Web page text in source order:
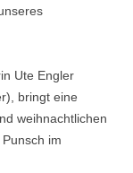
Ute Engler
bringt eine
weihnachtlichen
im